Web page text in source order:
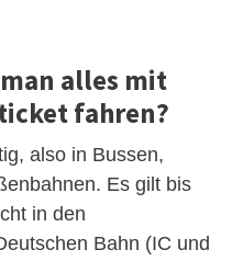
alles mit
fahren?
also in Bussen,
Es gilt bis
in den
Bahn (IC und